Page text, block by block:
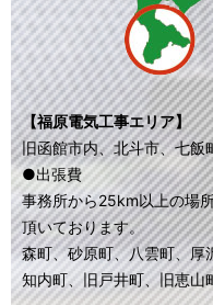
【福原電気工事エリア】
旧函館市内、北斗市、七飯
●出張費
事務所から25km以上の場
頂いております。
森町、砂原町、八雲町、厚
知内町、旧戸井町、旧恵山